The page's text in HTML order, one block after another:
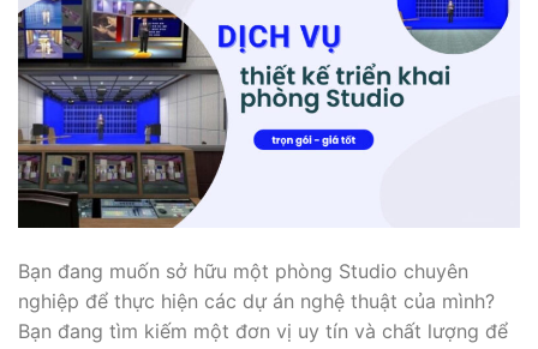
Bạn đang muốn sở hữu một phòng Studio chuyên
nghiệp để thực hiện các dự án nghệ thuật của mình?
Bạn đang tìm kiếm một đơn vị uy tín và chất lượng để